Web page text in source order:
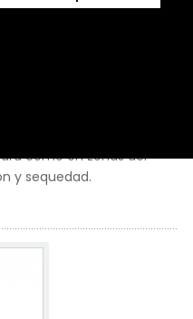
un preparado
a la buena
tanto sus principios
como en zonas del
y sequedad.